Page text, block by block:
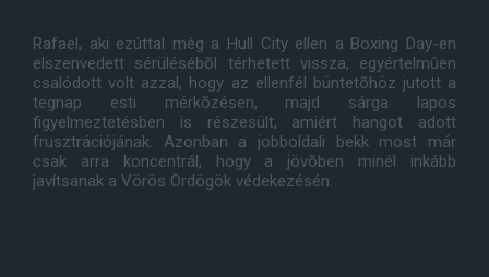
Rafael, aki ezúttal még a Hull City ellen a Boxing Day-en
elszenvedett sérülésébõl térhetett vissza, egyértelmûen
csalódott volt azzal, hogy az ellenfél büntetõhöz jutott a
tegnap esti mérkõzésen, majd sárga lapos
figyelmeztetésben is részesült, amiért hangot adott
frusztrációjának. Azonban a jobboldali bekk most már
csak arra koncentrál, hogy a jövõben minél inkább
javítsanak a Vörös Ördögök védekezésén.